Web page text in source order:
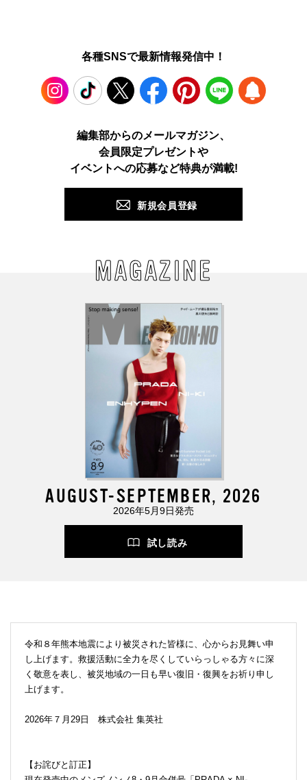
各種SNSで最新情報発信中！
TikTok X Facebook Pinterest LINE
編集部からのメールマガジン、
会員限定プレゼントや
イベントへの応募など特典が満載!
新規会員登録
MAGAZINE
AUGUST-SEPTEMBER, 2026
2026年5月9日発売
試し読み
令和８年熊本地震により被災された皆様に、心からお見舞い申
し上げます。救援活動に全力を尽くしていらっしゃる方々に深
く敬意を表し、被災地域の一日も早い復旧・復興をお祈り申し
上げます。
2026年７月29日 株式会社 集英社
【お詫びと訂正】